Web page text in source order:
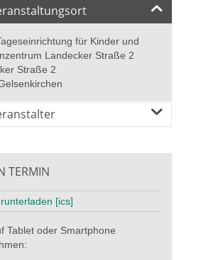
für Kinder und
Landecker Straße 2
Straße 2
TERMIN
[ics]
Tablet oder Smartphone